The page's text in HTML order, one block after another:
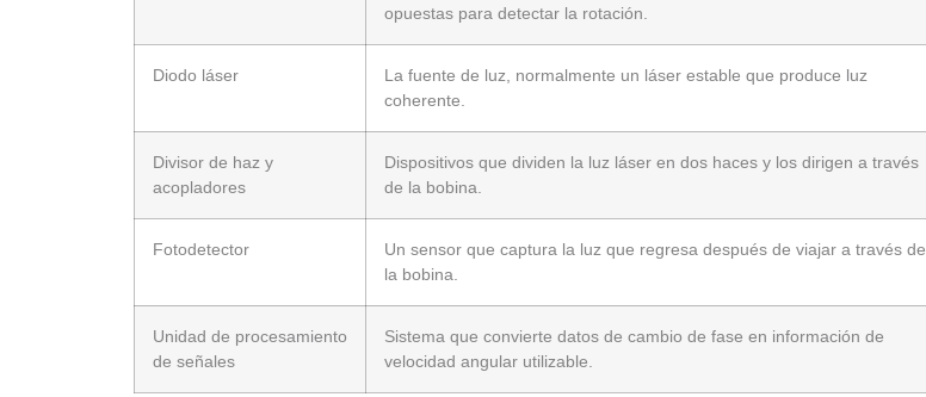
opuestas para detectar la rotación.
Diodo láser
La fuente de luz, normalmente un láser estable que produce luz
coherente.
Divisor de haz y
acopladores
Dispositivos que dividen la luz láser en dos haces y los dirigen a través
de la bobina.
Fotodetector
Un sensor que captura la luz que regresa después de viajar a través de
la bobina.
Unidad de procesamiento
de señales
Sistema que convierte datos de cambio de fase en información de
velocidad angular utilizable.